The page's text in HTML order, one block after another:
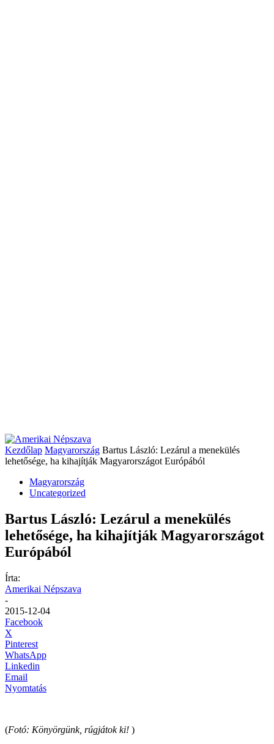
Kezdőlap Magyarország Bartus László: Lezárul a menekülés
lehetősége, ha kihajítják Magyarországot Európából
Magyarország
Uncategorized
Bartus László: Lezárul a menekülés
lehetősége, ha kihajítják Magyarországot
Európából
Írta:
Amerikai Népszava
-
2015-12-04
Facebook
X
Pinterest
WhatsApp
Linkedin
Email
Nyomtatás
(Fotó: Könyörgünk, rúgjátok ki! )